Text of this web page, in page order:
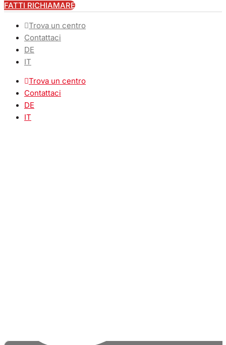
FATTI RICHIAMARE
Trova un centro
Contattaci
DE
IT
Trova un centro
Contattaci
DE
IT